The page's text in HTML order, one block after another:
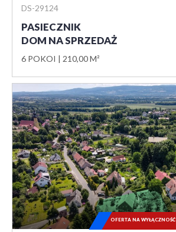
DS-29124
PASIECZNIK
DOM NA SPRZEDAŻ
6 POKOI 210,00 M²
OFERTA NA WYŁĄCZNOŚĆ